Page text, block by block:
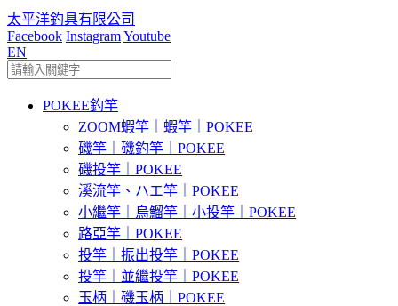
太平洋釣具有限公司
Facebook InstagramYoutube
EN
POKEE釣竿
ZOOM蝦竿｜蝦竿｜POKEE
磯竿｜磯釣竿｜POKEE
磯投竿｜POKEE
溪流竿、ハエ竿｜POKEE
小繼竿｜烏鰡竿｜小投竿｜POKEE
路亞竿｜POKEE
投竿｜振出投竿｜POKEE
投竿｜並繼投竿｜POKEE
玉柄｜磯玉柄｜POKEE